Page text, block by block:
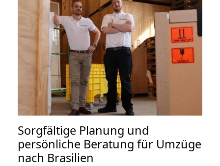
Sorgfältige Planung und
persönliche Beratung für Umzüge
nach Brasilien